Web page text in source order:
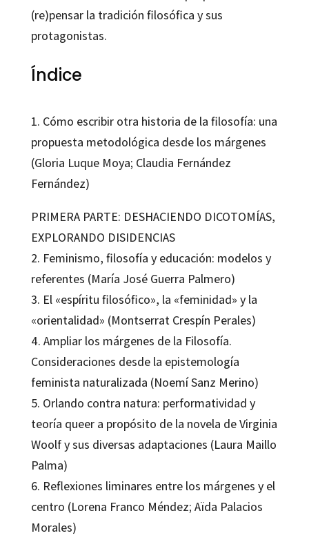
(re)pensar la tradición filosófica y sus
protagonistas.
Índice
1. Cómo escribir otra historia de la filosofía: una
propuesta metodológica desde los márgenes
(Gloria Luque Moya; Claudia Fernández
Fernández)
PRIMERA PARTE: DESHACIENDO DICOTOMÍAS,
EXPLORANDO DISIDENCIAS
2. Feminismo, filosofía y educación: modelos y
referentes (María José Guerra Palmero)
3. El «espíritu filosófico», la «feminidad» y la
«orientalidad» (Montserrat Crespín Perales)
4. Ampliar los márgenes de la Filosofía.
Consideraciones desde la epistemología
feminista naturalizada (Noemí Sanz Merino)
5. Orlando contra natura: performatividad y
teoría queer a propósito de la novela de Virginia
Woolf y sus diversas adaptaciones (Laura Maillo
Palma)
6. Reflexiones liminares entre los márgenes y el
centro (Lorena Franco Méndez; Aïda Palacios
Morales)